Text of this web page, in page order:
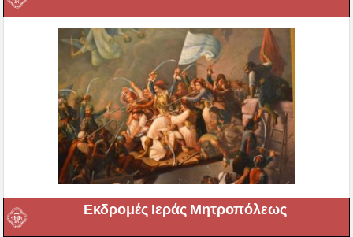
Εκδρομές Ιεράς Μητροπόλεως